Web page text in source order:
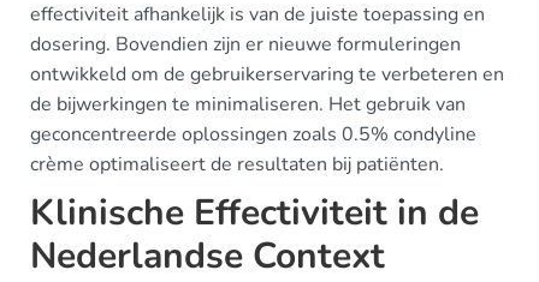
effectiviteit afhankelijk is van de juiste toepassing en
dosering. Bovendien zijn er nieuwe formuleringen
ontwikkeld om de gebruikerservaring te verbeteren en
de bijwerkingen te minimaliseren. Het gebruik van
geconcentreerde oplossingen zoals 0.5% condyline
crème optimaliseert de resultaten bij patiënten.
Klinische Effectiviteit in de
Nederlandse Context